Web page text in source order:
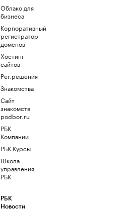
Облако для
бизнеса
Корпоративный
регистратор
доменов
Хостинг
сайтов
Рег.решения
Знакомства
Сайт
знакомств
podbor.ru
РБК
Компании
РБК Курсы
Школа
управления
РБК
РБК
Новости